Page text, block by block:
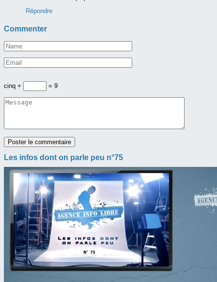
Répondre
Commenter
cinq + = 9
Les infos dont on parle peu n°75